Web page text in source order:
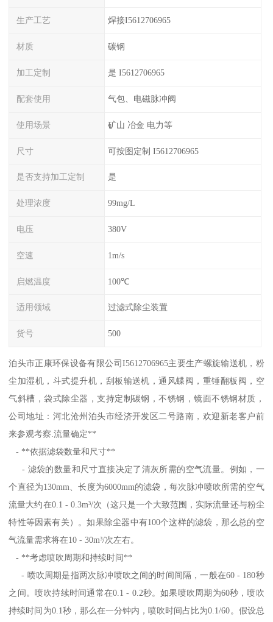
生产工艺 焊接I5612706965
材质 碳钢
加工定制 是 I5612706965
配套使用 气包、电磁脉冲阀
使用场景 矿山 冶金 电力等
尺寸 可按图定制 I5612706965
是否支持加工定制 是
处理浓度 99mg/L
电压 380V
空速 1m/s
启燃温度 100℃
适用领域 过滤式除尘装置
货号 500
泊头市正康环保设备有限公司I5612706965主要生产螺旋输送机，粉
尘加湿机，斗式提升机，刮板输送机，通风蝶阀，重锤翻板阀，空
气斜槽，袋式除尘器，支持定制碳钢，不锈钢，镜面不锈钢材质，
公司地址：河北沧州泊头市经济开发区二号路南，欢迎新老客户前
来参观考察.流量确定**
- **依据滤袋数量和尺寸**
- 滤袋的数量和尺寸直接决定了清灰所需的空气流量。例如，一
个直径为130mm、长度为6000mm的滤袋，每次脉冲喷吹所需的空气
流量大约在0.1 - 0.3m³/次（这只是一个大致范围，实际流量还与粉尘
特性等因素有关）。如果除尘器中有100个这样的滤袋，那么总的空
气流量需求将在10 - 30m³/次左右。
- **考虑喷吹周期和持续时间**
- 喷吹周期是指两次脉冲喷吹之间的时间间隔，一般在60 - 180秒
之间。喷吹持续时间通常在0.1 - 0.2秒。如果喷吹周期为60秒，喷吹
持续时间为0.1秒，那么在一分钟内，喷吹时间占比为0.1/60。假设总